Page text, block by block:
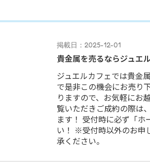
掲載日：2025-12-01
貴金属を売るならジュエ
ジュエルカフェでは貴金
で是非この機会にお売り
りますので、お気軽にお
覧いただきご成約の際は
ます！ 受付時に必ず「
い！ ※受付時以外のお申
承ください。